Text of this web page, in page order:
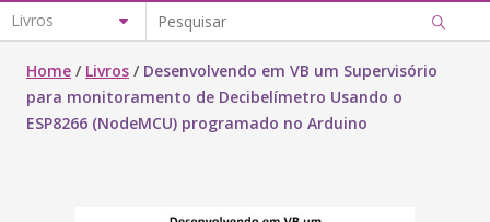
Home / Livros / Desenvolvendo em VB um Supervisório
para monitoramento de Decibelímetro Usando o
ESP8266 (NodeMCU) programado no Arduino